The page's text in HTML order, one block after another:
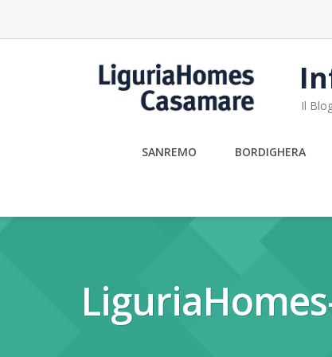
content
Il
SANREMO BORDIGHERA